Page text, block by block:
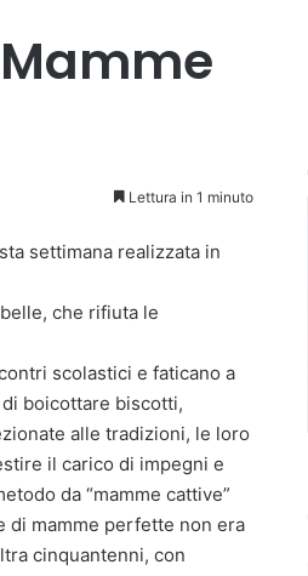
Lettura in 1 minuto
settimana realizzata in
che rifiuta le
scolastici e faticano a
boicottare biscotti,
alle tradizioni, le loro
il carico di impegni e
da “mamme cattive”
di mamme perfette non era
cinquantenni, con